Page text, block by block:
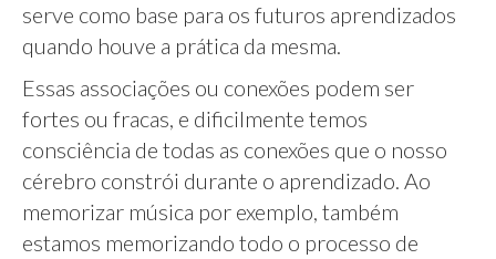
serve como base para os futuros aprendizados
quando houve a prática da mesma.
Essas associações ou conexões podem ser
fortes ou fracas, e dificilmente temos
consciência de todas as conexões que o nosso
cérebro constrói durante o aprendizado. Ao
memorizar música por exemplo, também
estamos memorizando todo o processo de